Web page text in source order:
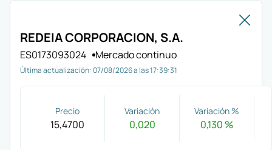
REDEIA CORPORACION, S.A.
ES0173093024 Mercado continuo
Última actualización:07/08/2026 a las 17:39:31
Precio
15,4700
Variación
0,020
Variación %
0,130 %